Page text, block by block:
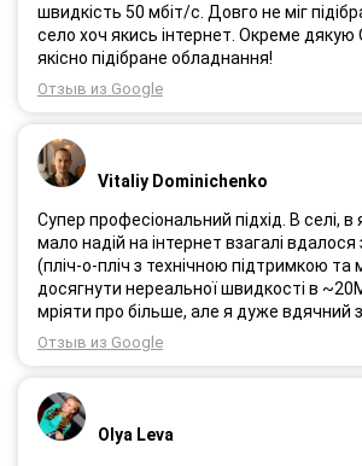
швидкість 50 мбіт/с. Довго не міг
село хоч якись інтернет. Окреме дякую
якісно підібране обладнання!
Отзыв из Google
Vitaliy Dominichenko
Супер професіональний підхід. В селі,
мало надій на інтернет взагалі вдалося
(пліч-о-пліч з технічною підтримкою
досягнути нереальної швидкості в
мріяти про більше, але я дуже вдячний
так як перші спроби впиралися в
Спробували усіх можливих операторів,
доплатою і вдалося неможливе :)
вдячний і радий знайомству.
Отзыв из Google
Olya Leva